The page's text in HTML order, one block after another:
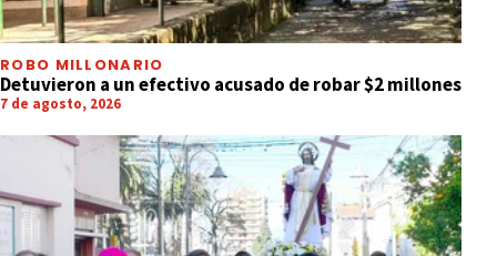
ROBO MILLONARIO
Detuvieron a un efectivo acusado de robar $2 millones
7 de agosto, 2026